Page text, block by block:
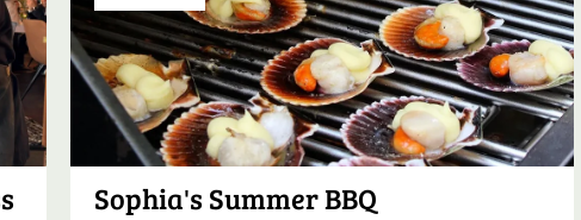
Sophia's Summer BBQ